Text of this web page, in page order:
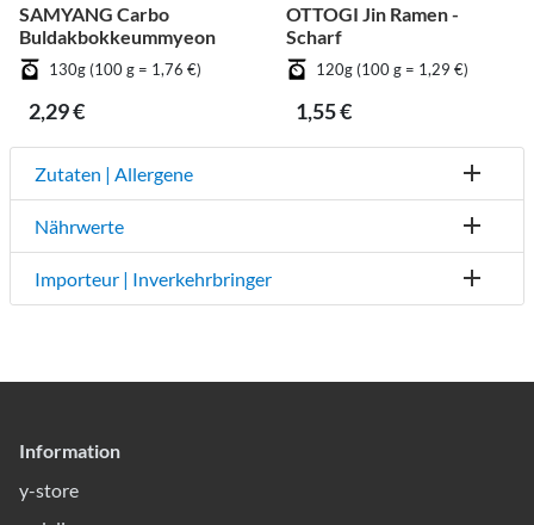
SAMYANG Carbo
Buldakbokkeummyeon
130g (100 g = 1,76 €)
2,29 €
OTTOGI Jin Ramen -
Scharf
120g (100 g = 1,29 €)
1,55 €
Zutaten | Allergene
Nährwerte
Importeur | Inverkehrbringer
Information
y-store